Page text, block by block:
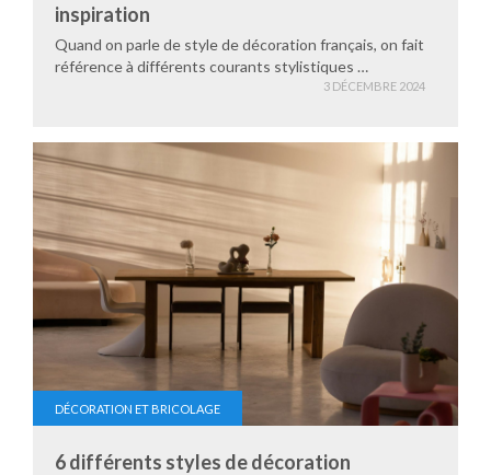
inspiration
Quand on parle de style de décoration français, on fait
référence à différents courants stylistiques …
3 DÉCEMBRE 2024
DÉCORATION ET BRICOLAGE
6 différents styles de décoration